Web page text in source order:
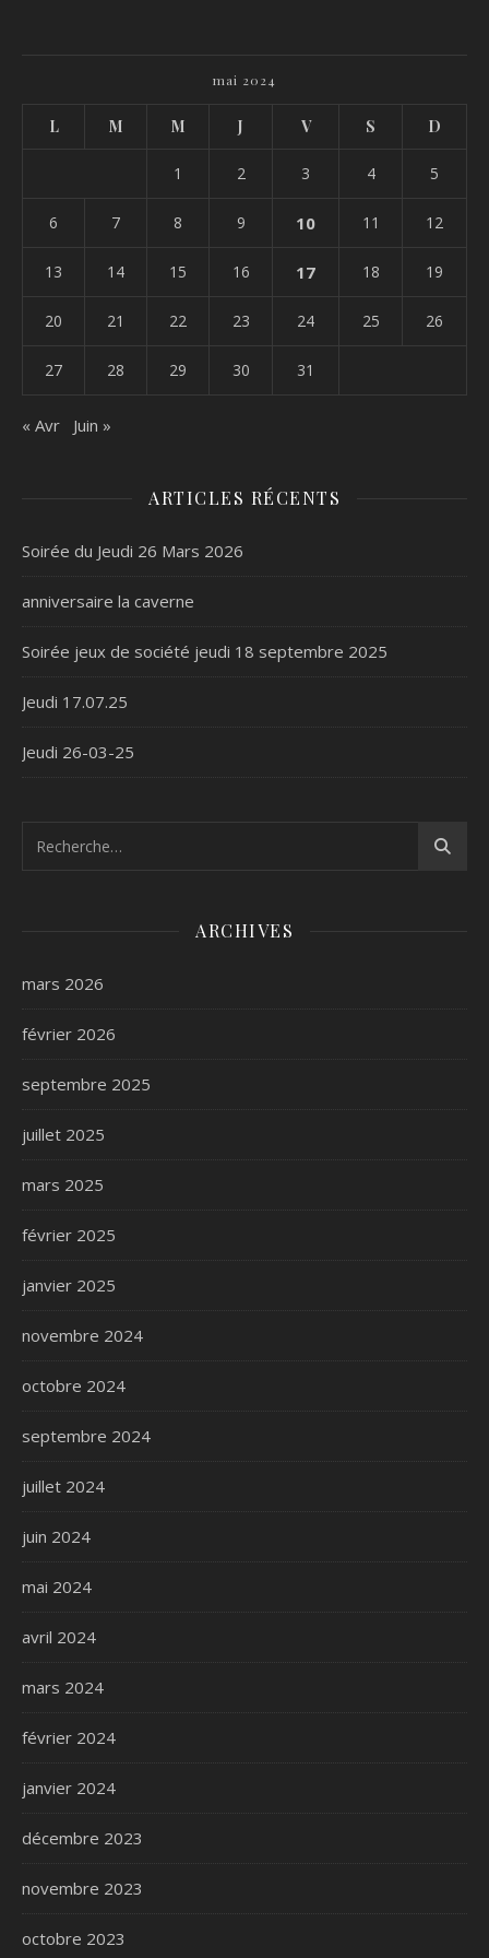
mai 2024
L M M J V S D
1 2 3 4 5
6 7 8 9 10 11 12
13 14 15 16 17 18 19
20 21 22 23 24 25 26
27 28 29 30 31
« Avr Juin »
ARTICLES RÉCENTS
Soirée du Jeudi 26 Mars 2026
anniversaire la caverne
Soirée jeux de société jeudi 18 septembre 2025
Jeudi 17.07.25
Jeudi 26-03-25
ARCHIVES
mars 2026
février 2026
septembre 2025
juillet 2025
mars 2025
février 2025
janvier 2025
novembre 2024
octobre 2024
septembre 2024
juillet 2024
juin 2024
mai 2024
avril 2024
mars 2024
février 2024
janvier 2024
décembre 2023
novembre 2023
octobre 2023